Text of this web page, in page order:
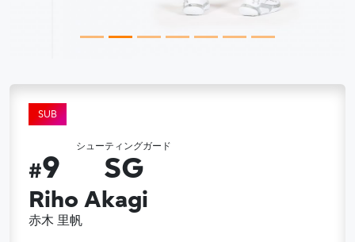
SUB
#9 SG
シューティングガード
Riho Akagi
赤木 里帆